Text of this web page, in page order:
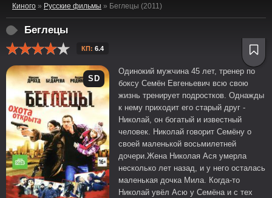
Киного » Русские фильмы » Беглецы (2011)
Беглецы
КП: 6.4
SD
Одинокий мужчина 45 лет, тренер по
боксу Семён Евгеньевич всю свою
жизнь тренирует подростков. Однажды
к нему приходит его старый друг -
Николай, он богатый и известный
человек. Николай говорит Семёну о
своей маленькой восьмилетней
дочери.Жена Николая Ася умерла
несколько лет назад, и у него осталась
маленькая дочка Мила. Когда-то
Николай увёл Асю у Семёна и с тех